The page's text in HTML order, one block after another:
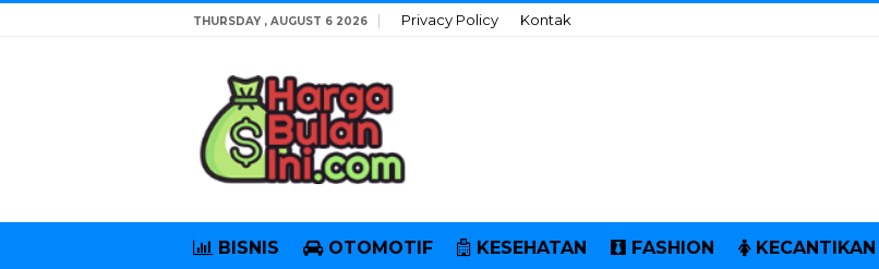
THURSDAY , AUGUST 6 2026 Privacy Policy Kontak
BISNIS OTOMOTIF KESEHATAN FASHION KECANTIKAN